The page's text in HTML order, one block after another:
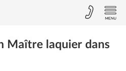
Maître laquier dans